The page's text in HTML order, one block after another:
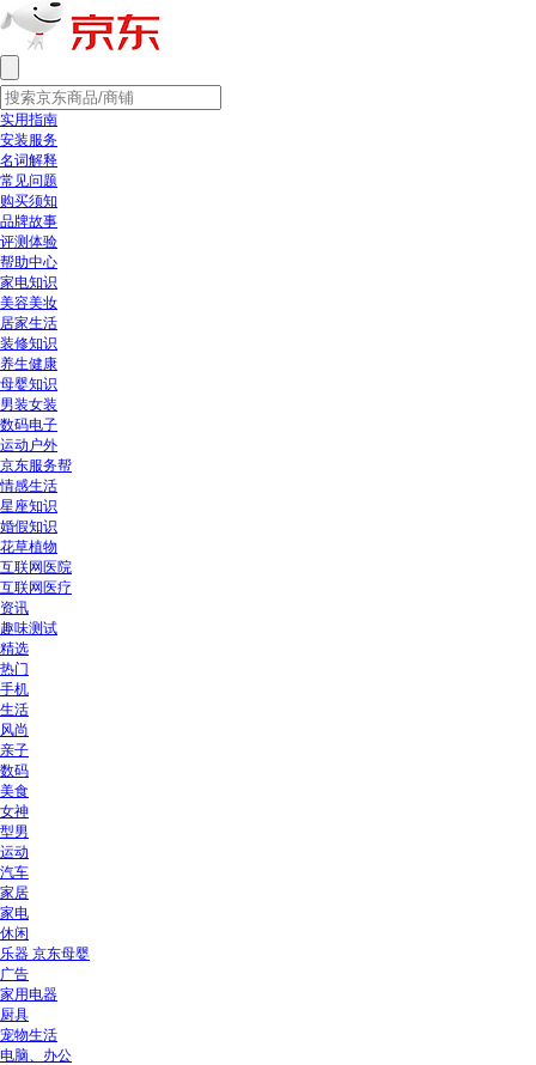
实用指南
安装服务
名词解释
常见问题
购买须知
品牌故事
评测体验
帮助中心
家电知识
美容美妆
居家生活
装修知识
养生健康
母婴知识
男装女装
数码电子
运动户外
京东服务帮
情感生活
星座知识
婚假知识
花草植物
互联网医院
互联网医疗
资讯
趣味测试
精选
热门
手机
生活
风尚
亲子
数码
美食
女神
型男
运动
汽车
家居
家电
休闲
乐器 京东母婴
广告
家用电器
厨具
宠物生活
电脑、办公